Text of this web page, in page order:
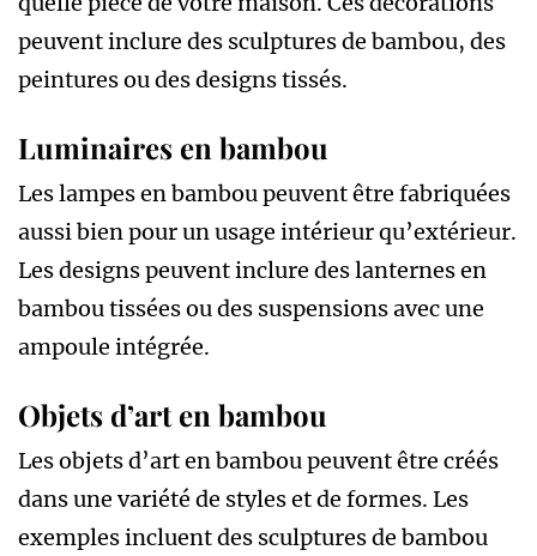
peuvent inclure des sculptures de bambou, des
peintures ou des designs tissés.
Luminaires en bambou
Les lampes en bambou peuvent être fabriquées
aussi bien pour un usage intérieur qu’extérieur.
Les designs peuvent inclure des lanternes en
bambou tissées ou des suspensions avec une
ampoule intégrée.
Objets d’art en bambou
Les objets d’art en bambou peuvent être créés
dans une variété de styles et de formes. Les
exemples incluent des sculptures de bambou